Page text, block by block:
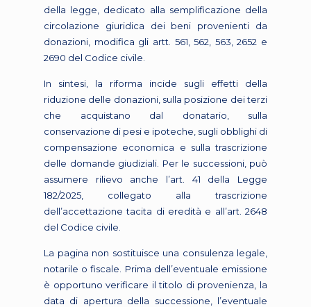
della legge, dedicato alla semplificazione della
circolazione giuridica dei beni provenienti da
donazioni, modifica gli artt. 561, 562, 563, 2652 e
2690 del Codice civile.
In sintesi, la riforma incide sugli effetti della
riduzione delle donazioni, sulla posizione dei terzi
che acquistano dal donatario, sulla
conservazione di pesi e ipoteche, sugli obblighi di
compensazione economica e sulla trascrizione
delle domande giudiziali. Per le successioni, può
assumere rilievo anche l’art. 41 della Legge
182/2025, collegato alla trascrizione
dell’accettazione tacita di eredità e all’art. 2648
del Codice civile.
La pagina non sostituisce una consulenza legale,
notarile o fiscale. Prima dell’eventuale emissione
è opportuno verificare il titolo di provenienza, la
data di apertura della successione, l’eventuale